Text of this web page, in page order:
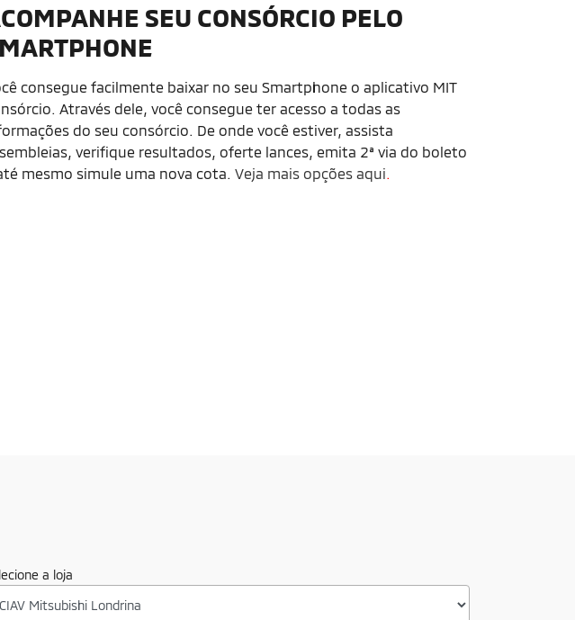
SEU CONSÓRCIO PELO
consegue facilmente baixar no seu Smartphone o aplicativo MIT
Através dele, você consegue ter acesso a todas as
do seu consórcio. De onde você estiver, assista
verifique resultados, oferte lances, emita 2ª via do boleto
mesmo simule uma nova cota. Veja mais opções aqui.
a loja